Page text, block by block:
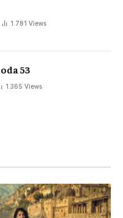
1.781 Views
53
1.365 Views